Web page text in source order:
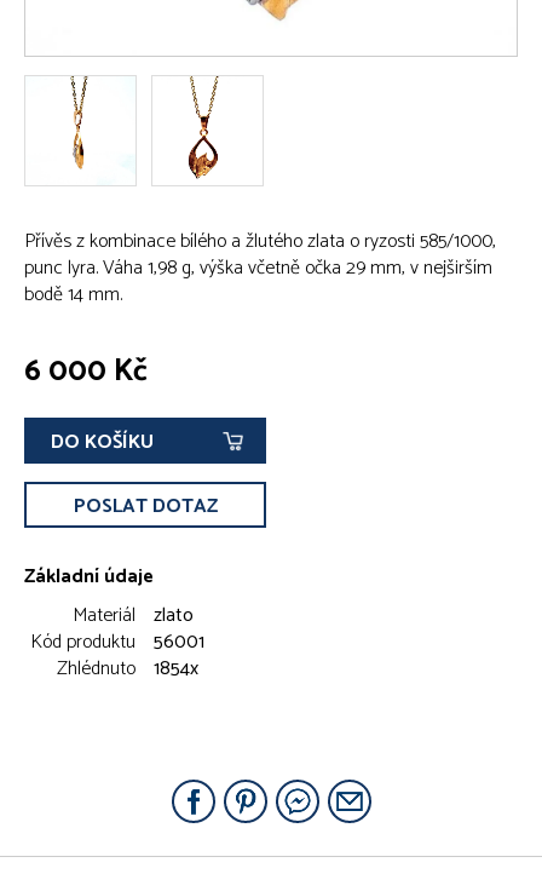
Přívěs z kombinace bílého a žlutého zlata o ryzosti 585/1000,
punc lyra. Váha 1,98 g, výška včetně očka 29 mm, v nejširším
bodě 14 mm.
6 000 Kč
DO KOŠÍKU
POSLAT DOTAZ
Základní údaje
Materiál zlato
Kód produktu 56001
Zhlédnuto 1854x